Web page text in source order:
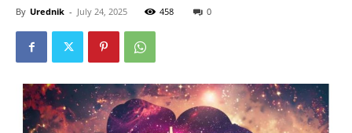
By Urednik - July 24, 2025 458 0